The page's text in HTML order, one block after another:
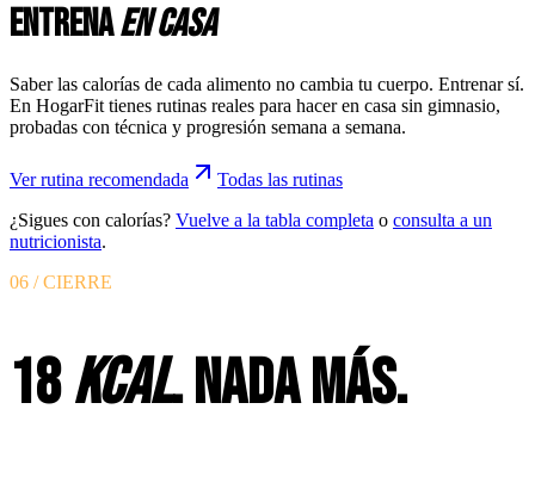
Entrenaen casa
Saber las calorías de cada alimento no cambia tu cuerpo. Entrenar sí.
En HogarFit tienes rutinas reales para hacer en casa sin gimnasio,
probadas con técnica y progresión semana a semana.
Ver rutina recomendada
Todas las rutinas
¿Sigues con calorías? Vuelve a la tabla completa o consulta a un
nutricionista.
06 / CIERRE
18KCAL. NADA MÁS.